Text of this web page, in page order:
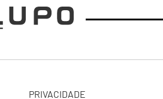
PRIVACIDADE